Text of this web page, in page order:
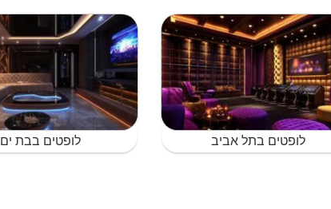
לופטים בתל אביב לופטים בבת ים